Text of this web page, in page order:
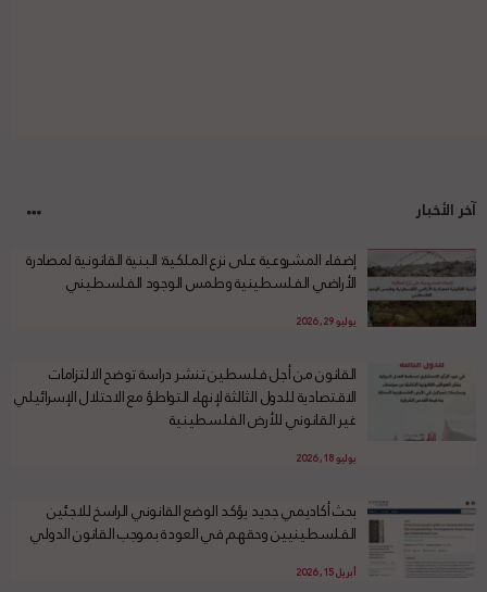
آخر الأخبار
إضفاء المشروعية على نزع الملكية: البنية القانونية لمصادرة
الأراضي الفلسطينية وطمس الوجود الفلسطيني
يوليو 29, 2026
القانون من أجل فلسطين تنشر دراسة توضح الالتزامات
الاقتصادية للدول الثالثة لإنهاء التواطؤ مع الاحتلال الإسرائيلي
غير القانوني للأرض الفلسطينية
يوليو 18, 2026
بحث أكاديمي جديد يؤكد الوضع القانوني الراسخ للاجئين
الفلسطينيين وحقهم في العودة بموجب القانون الدولي
أبريل 15, 2026